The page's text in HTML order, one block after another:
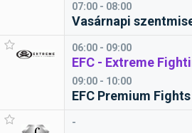
07:00 - 08:00
Vasárnapi
06:00 - 09:00
EFC - Extreme
09:00 - 10:00
EFC Premium Fights
-